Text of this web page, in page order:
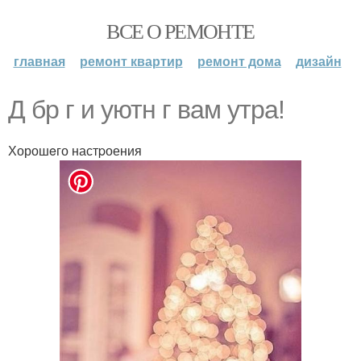
ВСЕ О РЕМОНТЕ
главная ремонт квартир ремонт дома дизайн
Д бр г и уютн г вам утрa!
Хорошeго настpоения